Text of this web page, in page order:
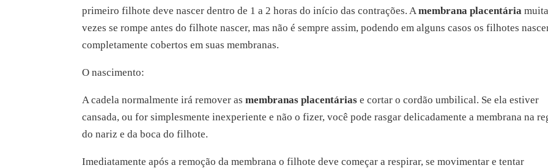
primeiro filhote deve nascer dentro de 1 a 2 horas do início das contrações. Amembrana placentária
vezes se rompe antes do filhote nascer, mas não é sempre assim, podendo em alguns casos os filhotes
completamente cobertos em suas membranas.
O nascimento:
A cadela normalmente irá remover asmembranas placentárias e cortar o cordão umbilical. Se ela estiver
cansada, ou for simplesmente inexperiente e não o fizer, você pode rasgar delicadamente a membrana na
do nariz e da boca do filhote.
Imediatamente após a remoção da membrana o filhote deve começar a respirar, se movimentar e tentar